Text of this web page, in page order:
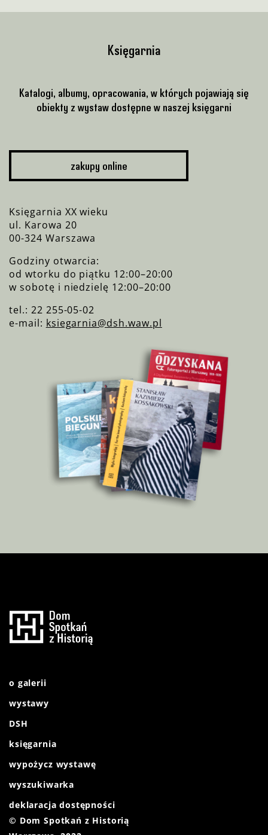
Księgarnia
Katalogi, albumy, opracowania, w których pojawiają się
obiekty z wystaw dostępne w naszej księgarni
zakupy online
Księgarnia XX wieku
ul. Karowa 20
00-324 Warszawa
Godziny otwarcia:
od wtorku do piątku 12:00–20:00
w sobotę i niedzielę 12:00–20:00
tel.: 22 255-05-02
e-mail: ksiegarnia@dsh.waw.pl
o galerii
wystawy
DSH
księgarnia
wypożycz wystawę
wyszukiwarka
deklaracja dostępności
© Dom Spotkań z Historią